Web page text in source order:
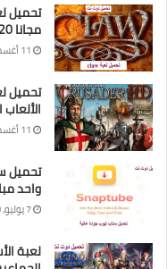
مجانا 2020
11 أغسطس، 2020
تحميل
الألعاب
11 أغسطس، 2020
واحد
7 يوليو، 2020
لعبة